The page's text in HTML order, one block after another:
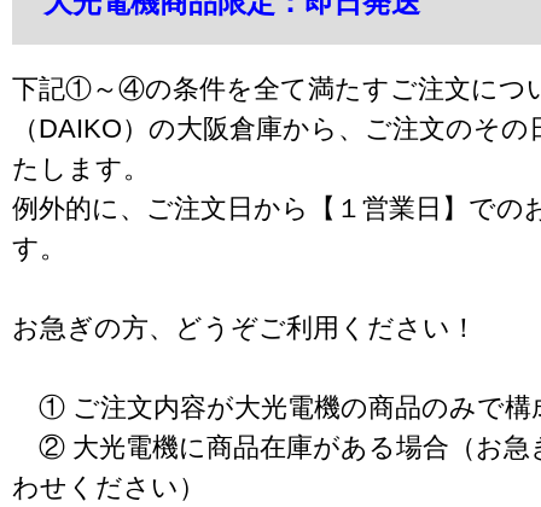
下記①～④の条件を全て満たすご注文につ
（DAIKO）の大阪倉庫から、ご注文のそ
たします。
例外的に、ご注文日から【１営業日】での
す。
お急ぎの方、どうぞご利用ください！
① ご注文内容が大光電機の商品のみで構
② 大光電機に商品在庫がある場合（お急
わせください）